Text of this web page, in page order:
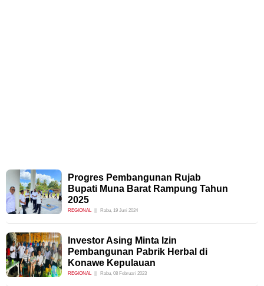
Progres Pembangunan Rujab
Bupati Muna Barat Rampung Tahun
2025
REGIONAL Rabu, 19 Juni 2024
Investor Asing Minta Izin
Pembangunan Pabrik Herbal di
Konawe Kepulauan
REGIONAL Rabu, 08 Februari 2023